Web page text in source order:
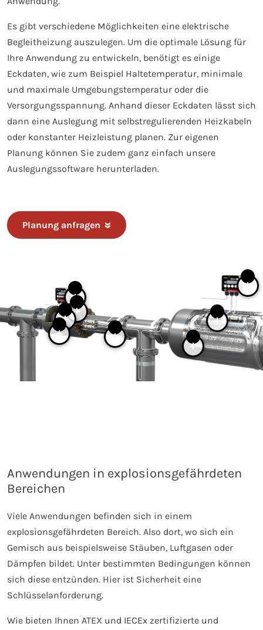
Es gibt verschiedene Möglichkeiten eine elektrische
Begleitheizung auszulegen. Um die optimale Lösung für
Ihre Anwendung zu entwickeln, benötigt es einige
Eckdaten, wie zum Beispiel Haltetemperatur, minimale
und maximale Umgebungstemperatur oder die
Versorgungsspannung. Anhand dieser Eckdaten lässt sich
dann eine Auslegung mit selbstregulierenden Heizkabeln
oder konstanter Heizleistung planen. Zur eigenen
Planung können Sie zudem ganz einfach unsere
Auslegungssoftware herunterladen.
Planung anfragen
Anwendungen in explosionsgefährdeten
Bereichen
Viele Anwendungen befinden sich in einem
explosionsgefährdeten Bereich. Also dort, wo sich ein
Gemisch aus beispielsweise Stäuben, Luftgasen oder
Dämpfen bildet. Unter bestimmten Bedingungen können
sich diese entzünden. Hier ist Sicherheit eine
Schlüsselanforderung.
Wie bieten Ihnen ATEX und IECEx zertifizierte und